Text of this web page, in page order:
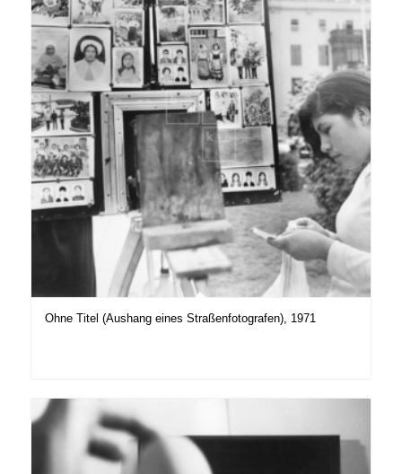
Ohne Titel (Aushang eines Straßenfotografen), 1971